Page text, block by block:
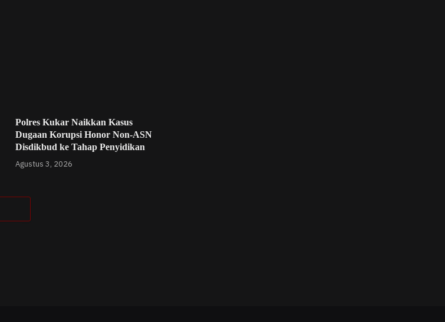
Polres Kukar Naikkan Kasus
Dugaan Korupsi Honor Non-ASN
Disdikbud ke Tahap Penyidikan
Agustus 3, 2026